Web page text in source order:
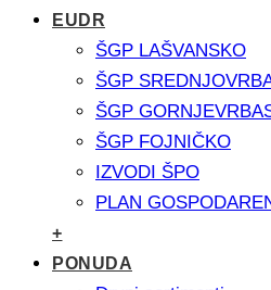
EUDR
ŠGP LAŠVANSKO
ŠGP
ŠGP
ŠGP FOJNIČKO
IZVODI ŠPO
PLAN
+
PONUDA